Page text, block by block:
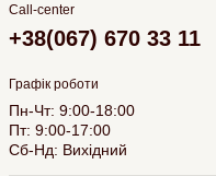
Call-center
+38(067) 670 33 11
Графік роботи
Пн-Чт: 9:00-18:00
Пт: 9:00-17:00
Сб-Нд: Вихідний